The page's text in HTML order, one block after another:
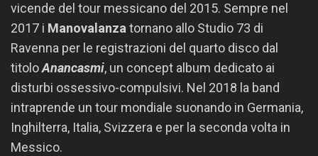
vicende del tour messicano del 2015. Sempre nel
2017 i Manovalanza tornano allo Studio 73 di
Ravenna per le registrazioni del quarto disco dal
titoloAnancasmi, un concept album dedicato ai
disturbi ossessivo-compulsivi. Nel 2018 la band
intraprende un tour mondiale suonando in Germania,
Inghilterra, Italia, Svizzera e per la seconda volta in
Messico.